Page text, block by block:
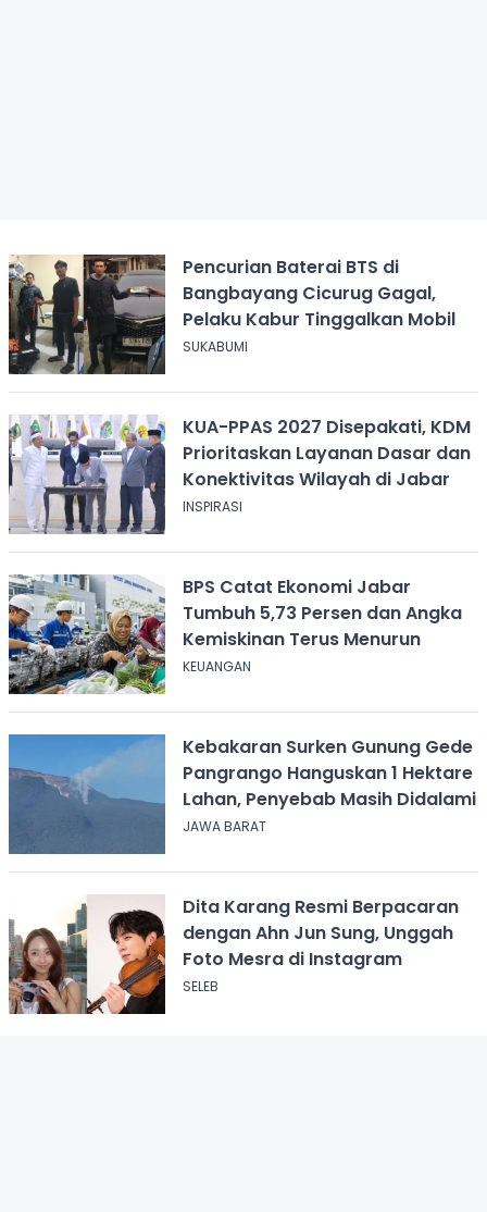
Pencurian Baterai BTS di
Bangbayang Cicurug Gagal,
Pelaku Kabur Tinggalkan Mobil
SUKABUMI
KUA-PPAS 2027 Disepakati, KDM
Prioritaskan Layanan Dasar dan
Konektivitas Wilayah di Jabar
INSPIRASI
BPS Catat Ekonomi Jabar
Tumbuh 5,73 Persen dan Angka
Kemiskinan Terus Menurun
KEUANGAN
Kebakaran Surken Gunung Gede
Pangrango Hanguskan 1 Hektare
Lahan, Penyebab Masih Didalami
JAWA BARAT
Dita Karang Resmi Berpacaran
dengan Ahn Jun Sung, Unggah
Foto Mesra di Instagram
SELEB